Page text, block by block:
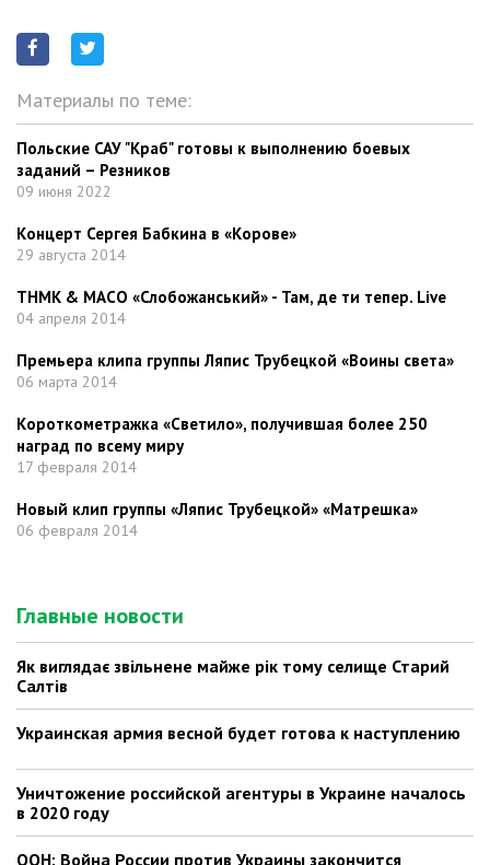
Материалы по теме:
Польские САУ "Краб" готовы к выполнению боевых
заданий – Резников
09 июня 2022
Концерт Сергея Бабкина в «Корове»
29 августа 2014
ТНМК & МАСО «Слобожанський» - Там, де ти тепер. Live
04 апреля 2014
Премьера клипа группы Ляпис Трубецкой «Воины света»
06 марта 2014
Короткометражка «Светило», получившая более 250
наград по всему миру
17 февраля 2014
Новый клип группы «Ляпис Трубецкой» «Матрешка»
06 февраля 2014
Главные новости
Як виглядає звільнене майже рік тому селище Старий
Салтів
Украинская армия весной будет готова к наступлению
Уничтожение российской агентуры в Украине началось
в 2020 году
ООН: Война России против Украины закончится